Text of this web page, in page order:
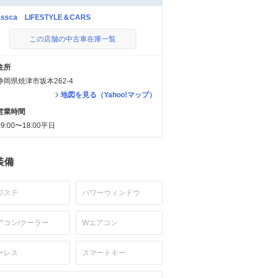
LIFESTYLE＆CARS
この店舗の中古車在庫一覧
所
岡県焼津市坂本262-4
地図を見る（Yahoo!マップ）
業時間
〜18:00平日
備
ステ パワーウィンドウ
コン/クーラー Wエアコン
レス スマートキー